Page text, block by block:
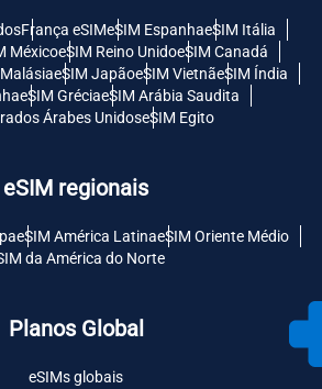
França eSIMeSIM EspanhaeSIM Itália
MéxicoeSIM Reino UnidoeSIM Canadá
eSIM JapãoeSIM VietnãeSIM Índia
eSIM GréciaeSIM Arábia Saudita
Árabes UnidoseSIM Egito
eSIM regionais
eSIM América LatinaeSIM Oriente Médio
da América do Norte
Planos Global
eSIMs globais